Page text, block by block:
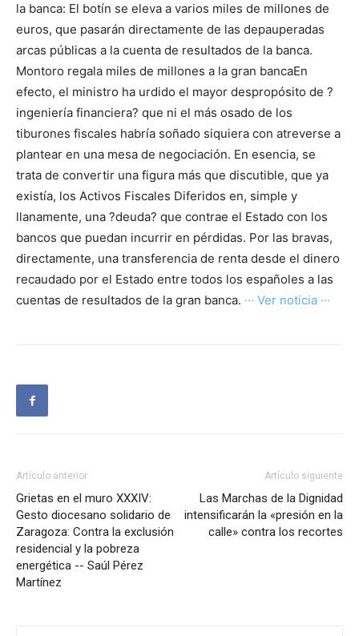
la banca: El botín se eleva a varios miles de millones de
euros, que pasarán directamente de las depauperadas
arcas públicas a la cuenta de resultados de la banca.
Montoro regala miles de millones a la gran bancaEn
efecto, el ministro ha urdido el mayor despropósito de ?
ingeniería financiera? que ni el más osado de los
tiburones fiscales habría soñado siquiera con atreverse a
plantear en una mesa de negociación. En esencia, se
trata de convertir una figura más que discutible, que ya
existía, los Activos Fiscales Diferidos en, simple y
llanamente, una ?deuda? que contrae el Estado con los
bancos que puedan incurrir en pérdidas. Por las bravas,
directamente, una transferencia de renta desde el dinero
recaudado por el Estado entre todos los españoles a las
cuentas de resultados de la gran banca. ··· Ver noticia ···
Artículo anterior
Grietas en el muro XXXIV:
Gesto diocesano solidario de
Zaragoza: Contra la exclusión
residencial y la pobreza
energética -- Saúl Pérez
Martínez
Artículo siguiente
Las Marchas de la Dignidad
intensificarán la «presión en la
calle» contra los recortes